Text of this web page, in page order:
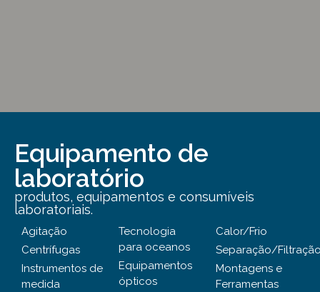
Equipamento de
laboratório
produtos, equipamentos e consumíveis
laboratoriais.
Agitação
Centrífugas
Instrumentos de
medida
Tecnologia
para oceanos
Equipamentos
ópticos
Calor/Frio
Separação/
Montagens e
Ferramentas